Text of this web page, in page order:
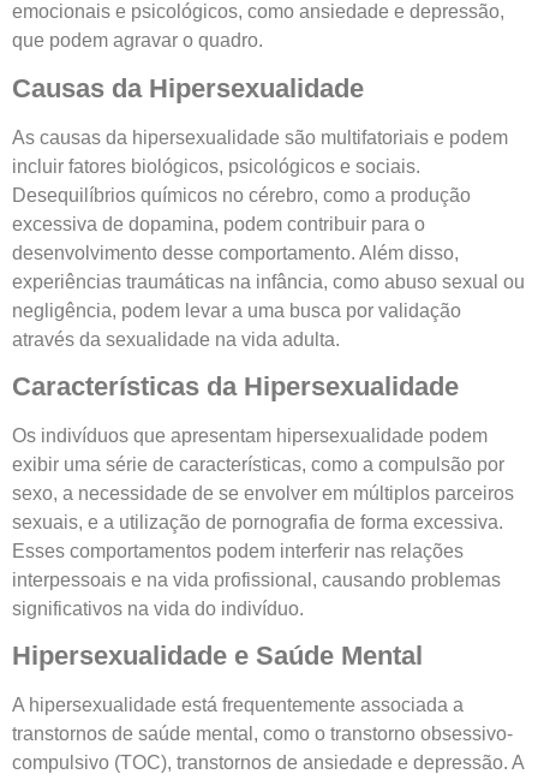
emocionais e psicológicos, como ansiedade e depressão,
que podem agravar o quadro.
Causas da Hipersexualidade
As causas da hipersexualidade são multifatoriais e podem
incluir fatores biológicos, psicológicos e sociais.
Desequilíbrios químicos no cérebro, como a produção
excessiva de dopamina, podem contribuir para o
desenvolvimento desse comportamento. Além disso,
experiências traumáticas na infância, como abuso sexual ou
negligência, podem levar a uma busca por validação
através da sexualidade na vida adulta.
Características da Hipersexualidade
Os indivíduos que apresentam hipersexualidade podem
exibir uma série de características, como a compulsão por
sexo, a necessidade de se envolver em múltiplos parceiros
sexuais, e a utilização de pornografia de forma excessiva.
Esses comportamentos podem interferir nas relações
interpessoais e na vida profissional, causando problemas
significativos na vida do indivíduo.
Hipersexualidade e Saúde Mental
A hipersexualidade está frequentemente associada a
transtornos de saúde mental, como o transtorno obsessivo-
compulsivo (TOC), transtornos de ansiedade e depressão. A